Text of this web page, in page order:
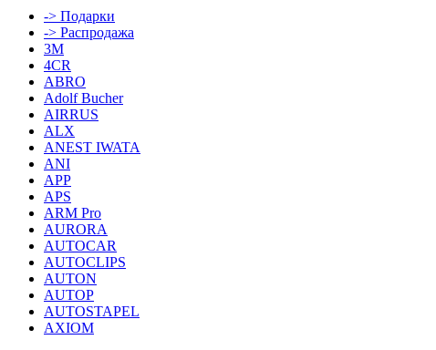
-> Подарки
-> Распродажа
3M
4CR
ABRO
Adolf Bucher
AIRRUS
ALX
ANEST IWATA
ANI
APP
APS
ARM Pro
AURORA
AUTOCAR
AUTOCLIPS
AUTON
AUTOP
AUTOSTAPEL
AXIOM